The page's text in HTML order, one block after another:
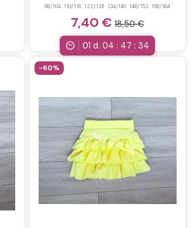
98/104 110/116 122/128 134/140 146/152 158/164
7,40 €18,50 €
01 d. 04 : 47 : 32
-60%